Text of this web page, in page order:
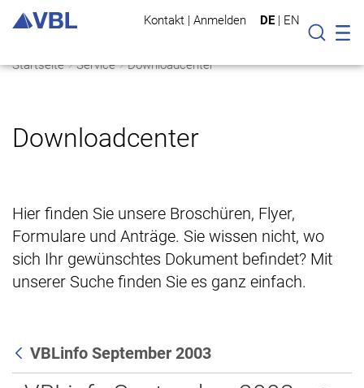
Kontakt | Anmelden DE | EN
Suche
Startseite Service Downloadcenter
Downloadcenter
Hier finden Sie unsere Broschüren, Flyer,
Formulare und Anträge. Sie wissen nicht, wo
sich Ihr gewünschtes Dokument befindet? Mit
unserer Suche finden Sie es ganz einfach.
Zurück
VBLinfo September 2003